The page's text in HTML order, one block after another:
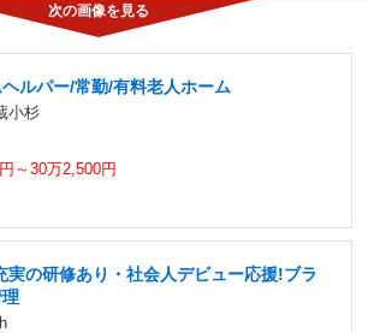
ルパー/常勤/有料老人ホーム
小杉
～30万2,500円
実の研修あり・社会人デビュー応援!ブラ